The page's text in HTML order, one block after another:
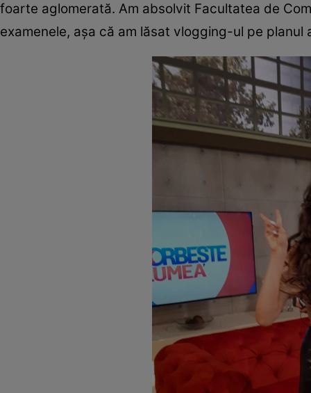
foarte aglomerată. Am absolvit Facultatea de
examenele, așa că am lăsat vlogging-ul pe planul